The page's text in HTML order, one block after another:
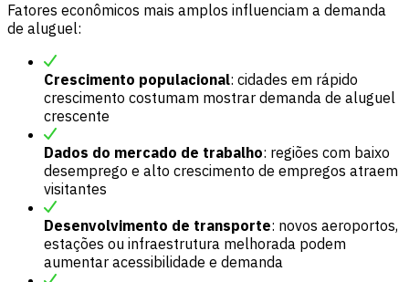
Fatores econômicos mais amplos influenciam a demanda
de aluguel:
Crescimento populacional: cidades em rápido
crescimento costumam mostrar demanda de aluguel
crescente
Dados do mercado de trabalho: regiões com baixo
desemprego e alto crescimento de empregos atraem
visitantes
Desenvolvimento de transporte: novos aeroportos,
estações ou infraestrutura melhorada podem
aumentar acessibilidade e demanda